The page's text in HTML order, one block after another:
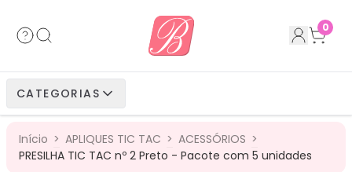
0
CATEGORIAS
Cabelos Humanos
Cabelos Bio Vegetais
Cabelos Humanos
Cabelos Bio Vegetais
Cabelos Bio Fibra
Início > APLIQUES TIC TAC > ACESSÓRIOS >
PRESILHA TIC TAC nº 2 Preto - Pacote com 5 unidades